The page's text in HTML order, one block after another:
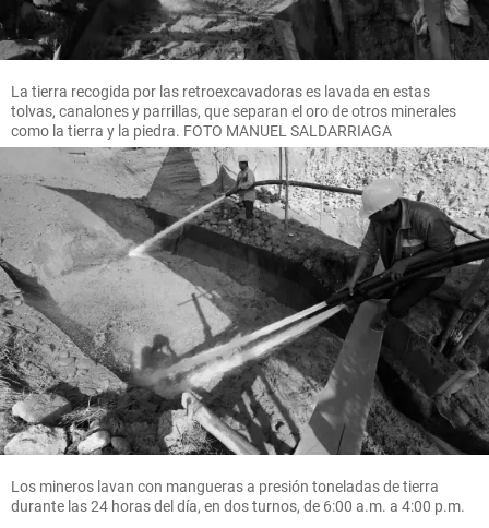
La tierra recogida por las retroexcavadoras es lavada en estas
tolvas, canalones y parrillas, que separan el oro de otros minerales
como la tierra y la piedra. FOTO MANUEL SALDARRIAGA
Los mineros lavan con mangueras a presión toneladas de tierra
durante las 24 horas del día, en dos turnos, de 6:00 a.m. a 4:00 p.m.